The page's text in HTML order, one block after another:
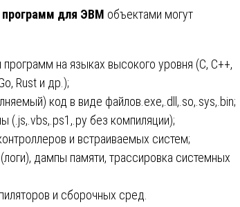
программ для ЭВМ объектами могут
на языках высокого уровня (C, C++,
Rust и др.);
код в виде файлов.exe,.dll,.so,.sys,.bin;
(.js,.vbs,.ps1,.py без компиляции);
и встраиваемых систем;
дампы памяти, трассировка системных
и сборочных сред.